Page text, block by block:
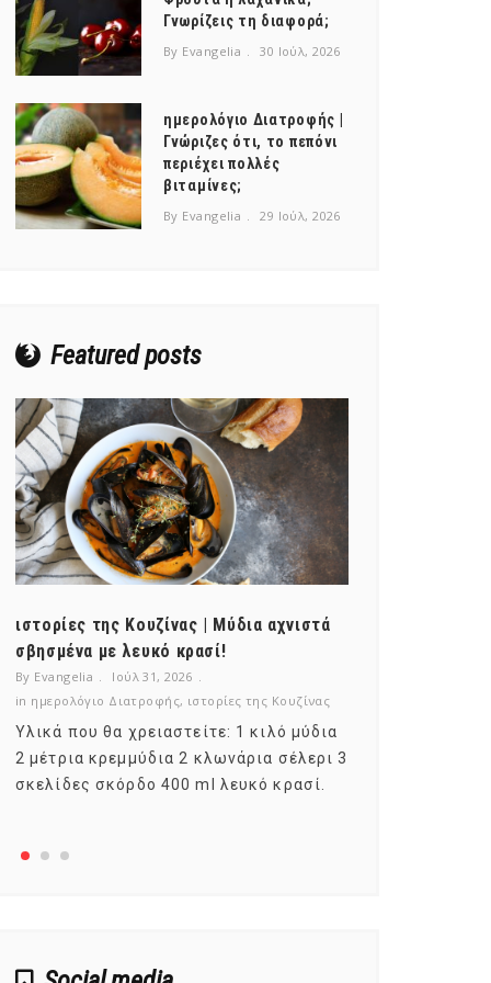
Γνωρίζεις τη διαφορά;
By Evangelia 30 Ιούλ, 2026
ημερολόγιο Διατροφής |
Γνώριζες ότι, το πεπόνι
περιέχει πολλές
βιταμίνες;
By Evangelia 29 Ιούλ, 2026
Featured posts
ιστορίες της Κουζίνας | Μύδια αχνιστά
σβησμένα με λευκό κρασί!
By Evangelia
Ιούλ 31, 2026
in ημερολόγιο Διατροφής, ιστορίες της Κουζίνας
Υλικά που θα χρειαστείτε: 1 κιλό μύδια
2 μέτρια κρεμμύδια 2 κλωνάρια σέλερι 3
σκελίδες σκόρδο 400 ml λευκό κρασί.